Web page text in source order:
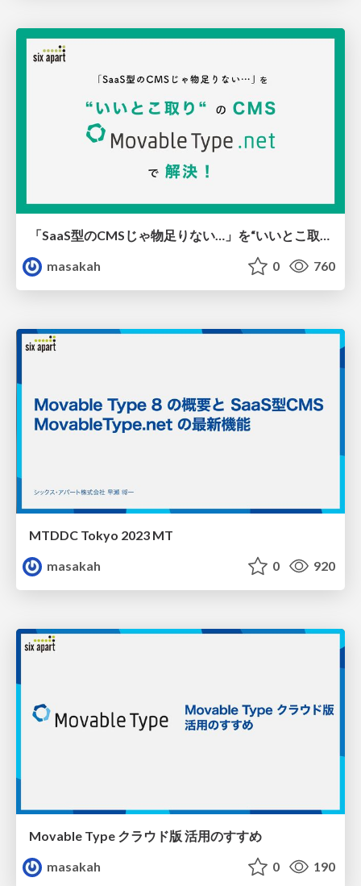
「SaaS型のCMSじゃ物足りない…」を“いいとこ取り“のCMS MovableType.net で解決！
masakah
0 760
MTDDC Tokyo 2023 MT
masakah
0 920
Movable Type クラウド版 活用のすすめ
masakah
0 190